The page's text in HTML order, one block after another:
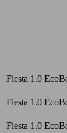
Fiesta 1.0
Fiesta 1.0
Fiesta 1.0